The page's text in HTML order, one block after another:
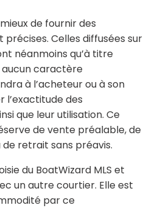
de fournir des
Celles diffusées sur
néanmoins qu’à titre
caractère
à l’acheteur ou à son
des
que leur utilisation. Ce
de vente préalable, de
retrait sans préavis.
du BoatWizard MLS et
un autre courtier. Elle est
par ce